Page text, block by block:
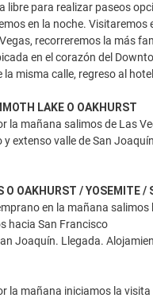
libre para realizar paseos
en la noche.
recorreremos la más
en el corazón del
misma calle, regreso al
LAKE O OAKHURST
la mañana salimos de Las
extenso valle de San
O OAKHURST / YOSEMITE /
en la mañana
hacia San Francisco
Joaquín. Llegada.
la mañana iniciamos la